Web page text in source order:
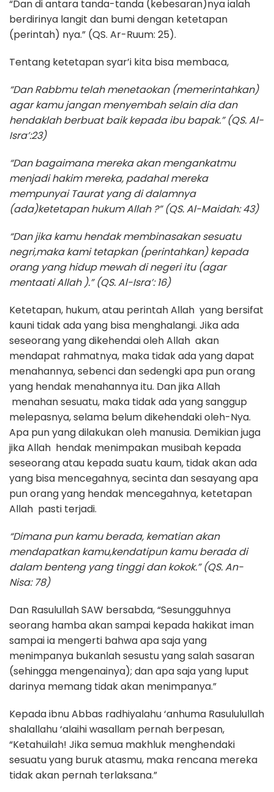
“Dan di antara tanda-tanda (kebesaran)nya ialah
berdirinya langit dan bumi dengan ketetapan
(perintah) nya.” (QS. Ar-Ruum: 25).
Tentang ketetapan syar’i kita bisa membaca,
“Dan Rabbmu telah menetaokan (memerintahkan)
agar kamu jangan menyembah selain dia dan
hendaklah berbuat baik kepada ibu bapak.” (QS. Al-
Isra’:23)
“Dan bagaimana mereka akan mengankatmu
menjadi hakim mereka, padahal mereka
mempunyai Taurat yang di dalamnya
(ada)ketetapan hukum Allah ?” (QS. Al-Maidah: 43)
“Dan jika kamu hendak membinasakan sesuatu
negri,maka kami tetapkan (perintahkan) kepada
orang yang hidup mewah di negeri itu (agar
mentaati Allah ).” (QS. Al-Isra’: 16)
Ketetapan, hukum, atau perintah Allah yang bersifat
kauni tidak ada yang bisa menghalangi. Jika ada
seseorang yang dikehendai oleh Allah akan
mendapat rahmatnya, maka tidak ada yang dapat
menahannya, sebenci dan sedengki apa pun orang
yang hendak menahannya itu. Dan jika Allah
menahan sesuatu, maka tidak ada yang sanggup
melepasnya, selama belum dikehendaki oleh-Nya.
Apa pun yang dilakukan oleh manusia. Demikian juga
jika Allah hendak menimpakan musibah kepada
seseorang atau kepada suatu kaum, tidak akan ada
yang bisa mencegahnya, secinta dan sesayang apa
pun orang yang hendak mencegahnya, ketetapan
Allah pasti terjadi.
“Dimana pun kamu berada, kematian akan
mendapatkan kamu,kendatipun kamu berada di
dalam benteng yang tinggi dan kokok.” (QS. An-
Nisa: 78)
Dan Rasulullah SAW bersabda, “Sesungguhnya
seorang hamba akan sampai kepada hakikat iman
sampai ia mengerti bahwa apa saja yang
menimpanya bukanlah sesustu yang salah sasaran
(sehingga mengenainya); dan apa saja yang luput
darinya memang tidak akan menimpanya.”
Kepada ibnu Abbas radhiyalahu ‘anhuma Rasululullah
shalallahu ‘alaihi wasallam pernah berpesan,
“Ketahuilah! Jika semua makhluk menghendaki
sesuatu yang buruk atasmu, maka rencana mereka
tidak akan pernah terlaksana.”